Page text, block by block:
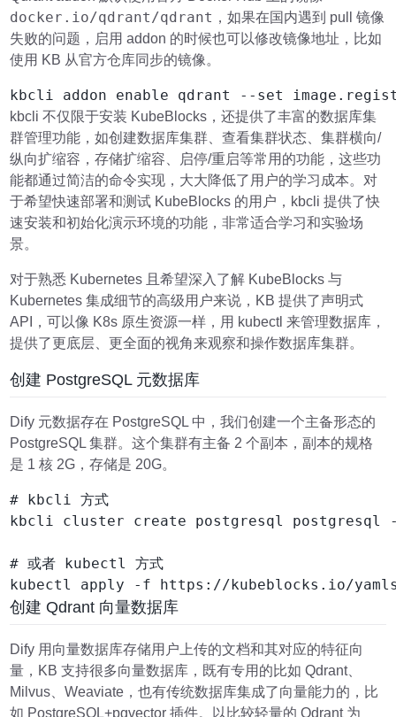
docker.io/qdrant/qdrant ，如果在国内遇到 pull 镜像
失败的问题，启用 addon 的时候也可以修改镜像地址，比如
使用 KB 从官方仓库同步的镜像。
kbcli 不仅限于安装 KubeBlocks，还提供了丰富的数据库集
群管理功能，如创建数据库集群、查看集群状态、集群横向/
纵向扩缩容，存储扩缩容、启停/重启等常用的功能，这些功
能都通过简洁的命令实现，大大降低了用户的学习成本。对
于希望快速部署和测试 KubeBlocks 的用户，kbcli 提供了快
速安装和初始化演示环境的功能，非常适合学习和实验场
景。
对于熟悉 Kubernetes 且希望深入了解 KubeBlocks 与
Kubernetes 集成细节的高级用户来说，KB 提供了声明式
API，可以像 K8s 原生资源一样，用 kubectl 来管理数据库，
提供了更底层、更全面的视角来观察和操作数据库集群。
创建 PostgreSQL 元数据库
Dify 元数据存在 PostgreSQL 中，我们创建一个主备形态的
PostgreSQL 集群。这个集群有主备 2 个副本，副本的规格
是 1 核 2G，存储是 20G。
# kbcli 方式
kbcli cluster create postgresql postgresql --
# 或者 kubectl 方式
创建 Qdrant 向量数据库
Dify 用向量数据库存储用户上传的文档和其对应的特征向
量，KB 支持很多向量数据库，既有专用的比如 Qdrant、
Milvus、Weaviate，也有传统数据库集成了向量能力的，比
如 PostgreSQL+pgvector 插件。以比较轻量的 Qdrant 为